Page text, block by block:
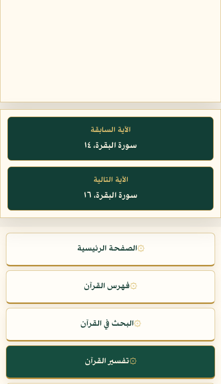
الآية السابقة
سورة البقرة، ١٤
الآية التالية
سورة البقرة، ١٦
۞الصفحة الرئيسية
۞فهرس القرآن
۞البحث في القرآن
۞تفسير القرآن